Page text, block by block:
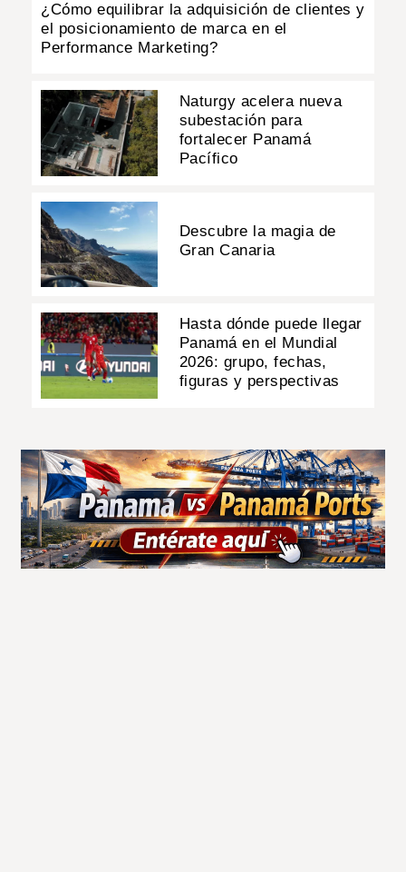
¿Cómo equilibrar la adquisición de clientes y
el posicionamiento de marca en el
Performance Marketing?
Naturgy acelera nueva
subestación para
fortalecer Panamá
Pacífico
Descubre la magia de
Gran Canaria
Hasta dónde puede llegar
Panamá en el Mundial
2026: grupo, fechas,
figuras y perspectivas